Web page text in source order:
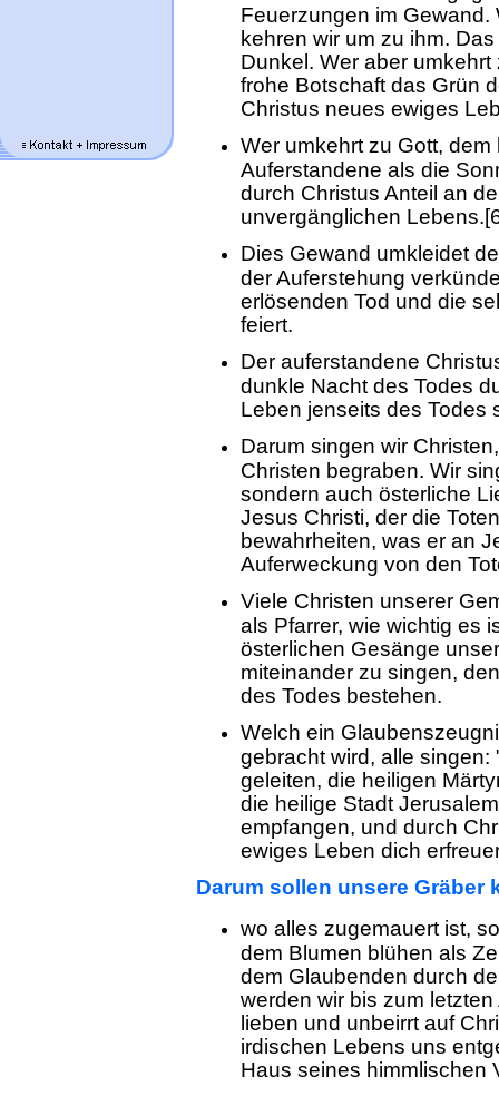
Feuerzungen im Gewand.
kehren wir um zu ihm.
Dunkel. Wer aber
frohe Botschaft das Grün
Christus neues ewiges
Wer umkehrt zu Gott,
Auferstandene als die
durch Christus Anteil an
unvergänglichen
Dies Gewand umkleidet
der Auferstehung
erlösenden Tod und die
feiert.
Der auferstandene
dunkle Nacht des Todes
Leben jenseits des Todes
Darum singen wir
Christen begraben. Wir
sondern auch österliche
Jesus Christi, der die
bewahrheiten, was er an
Auferweckung von den
Viele Christen unserer
als Pfarrer, wie wichtig es
österlichen Gesänge
miteinander zu singen,
des Todes bestehen.
Welch ein
gebracht wird, alle
geleiten, die heiligen
die heilige Stadt
empfangen, und durch
ewiges Leben dich
Darum sollen unsere Gräber
wo alles zugemauert ist,
dem Blumen blühen als
dem Glaubenden durch
werden wir bis zum
lieben und unbeirrt auf
irdischen Lebens uns
Haus seines himmlischen